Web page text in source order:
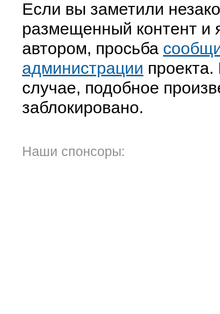
Если вы заметили
размещенный контент и
автором, просьба
администрации
случае, подобное
заблокировано.
Наши спонсоры: